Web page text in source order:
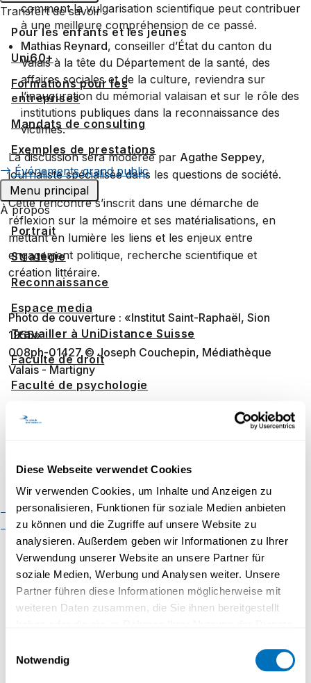
Diese Webseite verwendet Cookies
Wir verwenden Cookies, um Inhalte und Anzeigen zu
personalisieren, Funktionen für soziale Medien anbieten
zu können und die Zugriffe auf unsere Website zu
analysieren. Außerdem geben wir Informationen zu Ihrer
Verwendung unserer Website an unsere Partner für
soziale Medien, Werbung und Analysen weiter. Unsere
Partner führen diese Informationen möglicherweise mit
weiteren Daten zusammen, die Sie ihnen bereitgestellt
Notwendig
Transfert de savoir
Pour les enfants et les jeunes
Uni60+
Formations pour les
entreprises
Mandats de consulting
Exemples de prestations
Événements grand public
Menu principal
À propos
Portrait
Stratégie
Reconnaissance
Espace media
Travailler à UniDistance Suisse
Faculté de droit
Faculté de psychologie
économiques
Faculté de mathématiques et
informatique
Organisation
Cadre réglementaire
Contact
comment la vulgarisation scientifique peut contribuer
à une meilleure compréhension de ce passé.
Mathias Reynard, conseiller d’État du canton du
Valais à la tête du Département de la santé, des
affaires sociales et de la culture, reviendra sur
l’inauguration du mémorial valaisan et sur le rôle des
institutions publiques dans la reconnaissance des
victimes.
La discussion sera modérée par Agathe Seppey,
journaliste spécialisée dans les questions de société.
Cette rencontre s’inscrit dans une démarche de
réflexion sur la mémoire et ses matérialisations, en
mettant en lumière les liens et les enjeux entre
engagement politique, recherche scientifique et
création littéraire.
Photo de couverture : «Institut Saint-Raphaël, Sion
1955»
008ph-01427 © Joseph Couchepin, Médiathèque
Valais - Martigny
Inscription
E-Mail*
Confirmez votre E-mail*